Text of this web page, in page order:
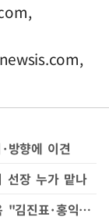
,
,
방향에 이견
선장 누가 맡나
여당 내 '채 상병 특검' 찬성 분출…윤재옥 "김진표·홍익표와 만남 있을 것"(종합)